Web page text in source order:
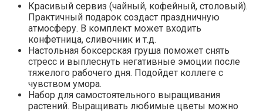
Красивый сервиз (чайный, кофейный, столовый).
Практичный подарок создаст праздничную
атмосферу. В комплект может входить
конфетница, сливочник и т.д.
Настольная боксерская груша поможет снять
стресс и выплеснуть негативные эмоции после
тяжелого рабочего дня. Подойдет коллеге с
чувством умора.
Набор для самостоятельного выращивания
растений. Выращивать любимые цветы можно